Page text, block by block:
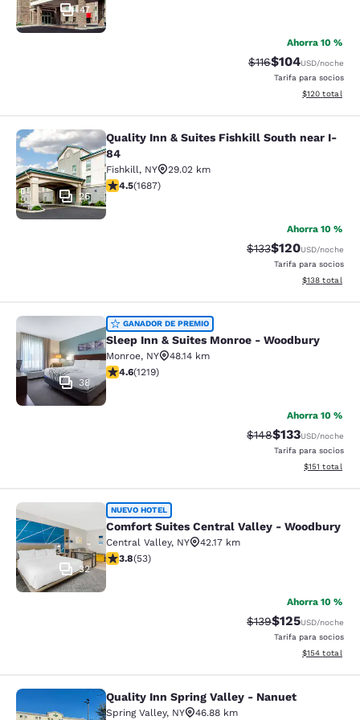
47
Ahorra 10 %
Tarifa tachada:
$116Tarifa reducida:
$104USD/noche
Tarifa para socios
Ver detalles
$120 total
Quality Inn & Suites Fishkill South
26
Quality Inn & Suites Fishkill South near I-
84
Fishkill, NY
29.02 km
Calificación de 4.47 estrellas. Excelente. 1687 reseñas
4.5(1687)
Ahorra 10 %
Tarifa tachada:
$133Tarifa reducida:
$120USD/noche
Tarifa para socios
Ver detalles
$138 total
Sleep Inn & Suites Monroe -
38
GANADOR DE PREMIO
Sleep Inn & Suites Monroe - Woodbury
Monroe, NY
48.14 km
Calificación de 4.56 estrellas. Excelente. 1219 reseñas
4.6(1219)
Ahorra 10 %
Tarifa tachada:
$148Tarifa reducida:
$133USD/noche
Tarifa para socios
Ver detalles
$151 total
Comfort Suites Central Valley -
32
NUEVO HOTEL
Comfort Suites Central Valley - Woodbury
Central Valley, NY
42.17 km
Calificación de 3.79 estrellas. Bueno. 53 reseñas
3.8(53)
Ahorra 10 %
Tarifa tachada:
$139Tarifa reducida:
$125USD/noche
Tarifa para socios
Ver detalles
$154 total
Quality Inn Spring Valley - Nanuet
Quality Inn Spring Valley - Nanuet
Spring Valley, NY 46.88 km